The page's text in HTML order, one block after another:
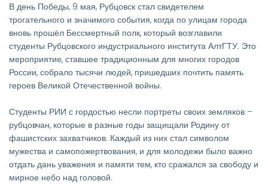
В день Победы, 9 мая, Рубцовск стал свидетелем
трогательного и значимого события, когда по улицам города
вновь прошёл Бессмертный полк, который возглавили
студенты Рубцовского индустриального института АлтГТУ. Это
мероприятие, ставшее традиционным для многих городов
России, собрало тысячи людей, пришедших почтить память
героев Великой Отечественной войны.
Студенты РИИ с гордостью несли портреты своих земляков –
рубцовчан, которые в разные годы защищали Родину от
фашистских захватчиков. Каждый из них стал символом
мужества и самопожертвования, и для молодежи было важно
отдать дань уважения и памяти тем, кто сражался за свободу и
мирное небо над головой.